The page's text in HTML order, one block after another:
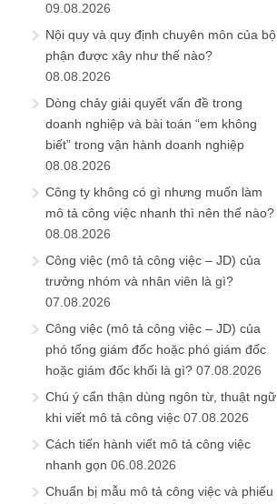
09.08.2026
Nội quy và quy định chuyên môn của bộ
phận được xây như thế nào?
08.08.2026
Dòng chảy giải quyết vấn đề trong
doanh nghiệp và bài toán “em không
biết” trong vận hành doanh nghiệp
08.08.2026
Công ty không có gì nhưng muốn làm
mô tả công việc nhanh thì nên thế nào?
08.08.2026
Công việc (mô tả công việc – JD) của
trưởng nhóm và nhân viên là gì?
07.08.2026
Công việc (mô tả công việc – JD) của
phó tổng giám đốc hoặc phó giám đốc
hoặc giám đốc khối là gì? 07.08.2026
Chú ý cẩn thận dùng ngôn từ, thuật ngữ
khi viết mô tả công việc 07.08.2026
Cách tiến hành viết mô tả công việc
nhanh gọn 06.08.2026
Chuẩn bị mẫu mô tả công việc và phiếu